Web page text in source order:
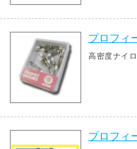
プロフィ
高密度ナイ
プロフィ